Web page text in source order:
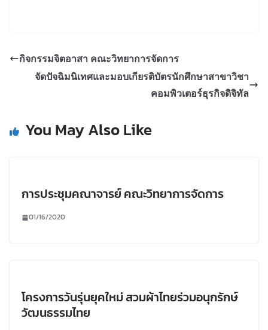
กิจกรรมจิตอาสา คณะวิทยาการจัดการ
จัดปัจฉิมนิเทศและมอบเกียรติบัตรนักศึกษาสาขาวิชา
คอมพิวเตอร์ธุรกิจดิจิทัล
You May Also Like
การประชุมคณาจารย์ คณะวิทยาการจัดการ
01/16/2020
โครงการวันรุ่นยุคใหม่ สวมผ้าไทยร่วมอนุกรักษ์
วัฒนธรรมไทย